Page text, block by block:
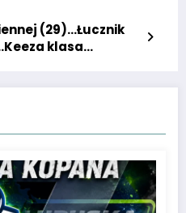
(29)…Łucznik
klasa